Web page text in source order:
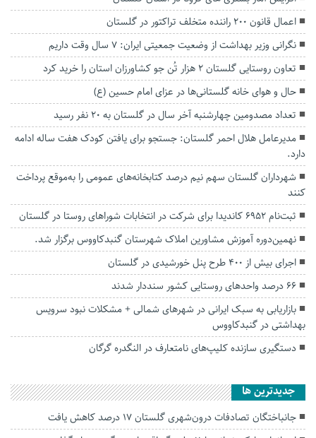
اعمال قانون ۲۰۰ راننده متخلف تراکتور در گلستان
نگرانی وزیر بهداشت از وضعیت جمعیتی ایران: ۷ سال وقت داریم
تعاون روستایی گلستان ۲ هزار تُن جو کشاورزان استان را خرید کرد
حال و هوای خانه‌ گلستانی‌ها در عزای امام حسین (ع)
تعداد مصدومین چهارشنبه آخر سال در گلستان به ۲۰ نفر رسید
مدیرعامل هلال احمر گلستان: جستجو برای یافتن کودک هفت ساله ادامه
دارد.
شهرداران گلستان سهم نیم درصد کتابخانه‌های عمومی را به‌موقع پرداخت
کنند
ثبت‌نام ۶۹۵۲ کاندیدا برای شرکت در انتخابات شوراهای روستا در گلستان
نهمین‌دوره آموزش مشاورین املاک شهرستان گنبدکاووس برگزار شد.
اجرای بیش از ۴۰۰ طرح پنل خورشیدی در گلستان
۶۶ درصد واحدهای روستایی کشور سنددار شدند
بازاریابی به سبک ایرانی در شهرهای شمالی + مشکلات نبود سرویس
بهداشتی در گنبدکاووس
دستگیری سازنده کلیپ‌های نامتعارف در النگدره گرگان
جديدترين ها
جانباختگان تصادفات درون‌شهری گلستان ۱۷ درصد کاهش یافت